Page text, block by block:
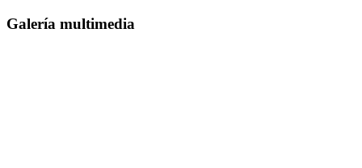
Galería multimedia